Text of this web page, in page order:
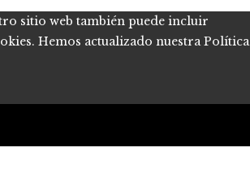
sitio web también puede incluir
Hemos actualizado nuestra Política